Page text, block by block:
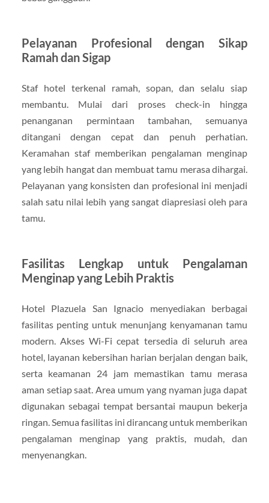
Pelayanan Profesional dengan Sikap
Ramah dan Sigap
Staf hotel terkenal ramah, sopan, dan selalu siap
membantu. Mulai dari proses check-in hingga
penanganan permintaan tambahan, semuanya
ditangani dengan cepat dan penuh perhatian.
Keramahan staf memberikan pengalaman menginap
yang lebih hangat dan membuat tamu merasa dihargai.
Pelayanan yang konsisten dan profesional ini menjadi
salah satu nilai lebih yang sangat diapresiasi oleh para
tamu.
Fasilitas Lengkap untuk Pengalaman
Menginap yang Lebih Praktis
Hotel Plazuela San Ignacio menyediakan berbagai
fasilitas penting untuk menunjang kenyamanan tamu
modern. Akses Wi-Fi cepat tersedia di seluruh area
hotel, layanan kebersihan harian berjalan dengan baik,
serta keamanan 24 jam memastikan tamu merasa
aman setiap saat. Area umum yang nyaman juga dapat
digunakan sebagai tempat bersantai maupun bekerja
ringan. Semua fasilitas ini dirancang untuk memberikan
pengalaman menginap yang praktis, mudah, dan
menyenangkan.